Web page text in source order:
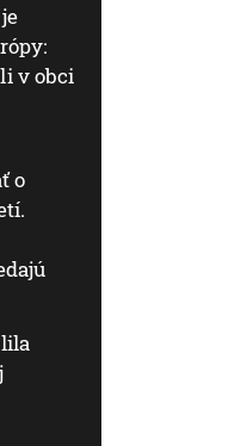
v obci
o